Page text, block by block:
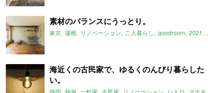
素材のバランスにうっとり。
東京 蓮根 リノベーション 二人暮らし goodroom 2021年4月のおすすめ
海近くの古民家で、ゆるくのんびり暮らした
い。
静岡 熱海 一軒家 古民家 リノベーション レトロ マチモリ不動産